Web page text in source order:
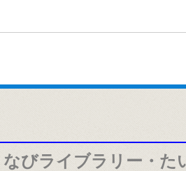
びライブラリー・